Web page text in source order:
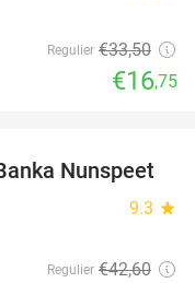
Regulier €33,50
€16,75
53%
Nunspeet
9.3 star
Regulier €42,60